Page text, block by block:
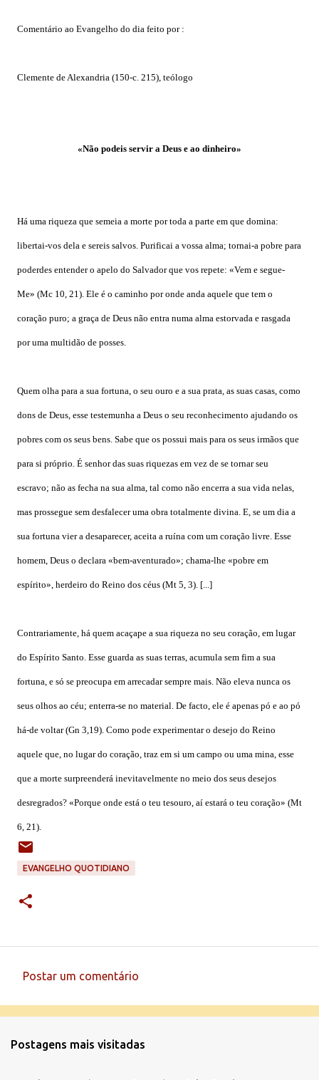
Comentário ao Evangelho do dia feito por :
Clemente de Alexandria (150-c. 215), teólogo
«Não podeis servir a Deus e ao dinheiro»
Há uma riqueza que semeia a morte por toda a parte em que domina:
libertai-vos dela e sereis salvos. Purificai a vossa alma; tornai-a pobre para
poderdes entender o apelo do Salvador que vos repete: «Vem e segue-
Me» (Mc 10, 21). Ele é o caminho por onde anda aquele que tem o
coração puro; a graça de Deus não entra numa alma estorvada e rasgada
por uma multidão de posses.
Quem olha para a sua fortuna, o seu ouro e a sua prata, as suas casas, como
dons de Deus, esse testemunha a Deus o seu reconhecimento ajudando os
pobres com os seus bens. Sabe que os possui mais para os seus irmãos que
para si próprio. É senhor das suas riquezas em vez de se tornar seu
escravo; não as fecha na sua alma, tal como não encerra a sua vida nelas,
mas prossegue sem desfalecer uma obra totalmente divina. E, se um dia a
sua fortuna vier a desaparecer, aceita a ruína com um coração livre. Esse
homem, Deus o declara «bem-aventurado»; chama-lhe «pobre em
espírito», herdeiro do Reino dos céus (Mt 5, 3). [...]
Contrariamente, há quem acaçape a sua riqueza no seu coração, em lugar
do Espírito Santo. Esse guarda as suas terras, acumula sem fim a sua
fortuna, e só se preocupa em arrecadar sempre mais. Não eleva nunca os
seus olhos ao céu; enterra-se no material. De facto, ele é apenas pó e ao pó
há-de voltar (Gn 3,19). Como pode experimentar o desejo do Reino
aquele que, no lugar do coração, traz em si um campo ou uma mina, esse
que a morte surpreenderá inevitavelmente no meio dos seus desejos
desregrados? «Porque onde está o teu tesouro, aí estará o teu coração» (Mt
6, 21).
EVANGELHO QUOTIDIANO
e
Postar um comentário
Postagens mais visitadas